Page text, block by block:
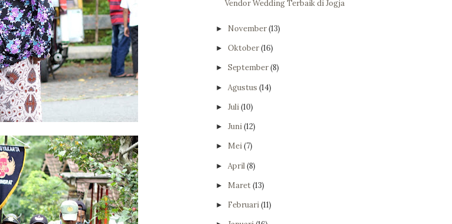
Vendor Wedding Terbaik di Jogja
► November(13)
► Oktober(16)
► September(8)
► Agustus (14)
► Juli(10)
► Juni(12)
► Mei(7)
► April(8)
► Maret(13)
► Februari(11)